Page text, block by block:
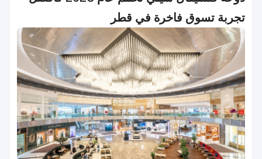
تجربة تسوق فاخرة في قطر